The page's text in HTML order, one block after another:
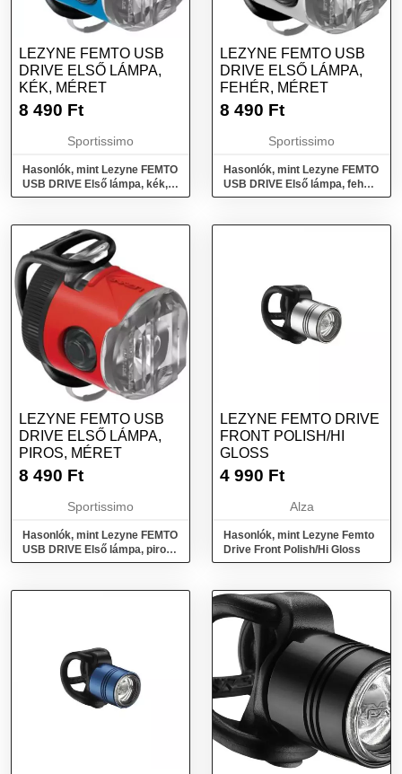
LEZYNE FEMTO USB
DRIVE ELSŐ LÁMPA,
KÉK, MÉRET
8 490 Ft
Sportissimo
Hasonlók, mint Lezyne FEMTO
USB DRIVE Első lámpa, kék,
méret
LEZYNE FEMTO USB
DRIVE ELSŐ LÁMPA,
FEHÉR, MÉRET
8 490 Ft
Sportissimo
Hasonlók, mint Lezyne FEMTO
USB DRIVE Első lámpa, fehér,
méret
LEZYNE FEMTO USB
DRIVE ELSŐ LÁMPA,
PIROS, MÉRET
8 490 Ft
Sportissimo
Hasonlók, mint Lezyne FEMTO
USB DRIVE Első lámpa, piros,
méret
LEZYNE FEMTO DRIVE
FRONT POLISH/HI
GLOSS
4 990 Ft
Alza
Hasonlók, mint Lezyne Femto
Drive Front Polish/Hi Gloss